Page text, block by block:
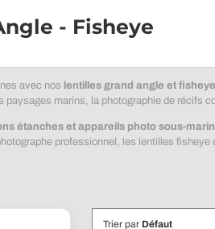
- Fisheye
avec nos lentilles grand angle et fisheye
paysages marins, la photographie de récifs
étanches et appareils photo sous-
professionnel, les lentilles
Trier par Défaut